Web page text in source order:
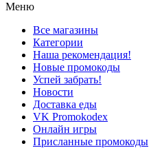
Меню
Все магазины
Категории
Наша рекомендация!
Новые промокоды
Успей забрать!
Новости
Доставка еды
VK Promokodex
Онлайн игры
Присланные промокоды